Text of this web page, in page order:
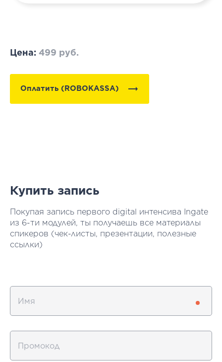
Цена: 499 руб.
Оплатить (ROBOKASSA)
Купить запись
Покупая запись первого digital интенсива Ingate
из 6-ти модулей, ты получаешь все материалы
спикеров (чек-листы, презентации, полезные
ссылки)